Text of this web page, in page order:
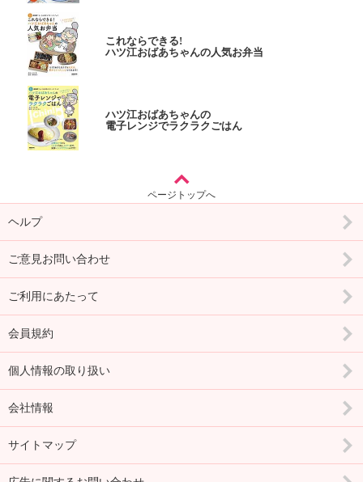
これならできる!
ハツ江おばあちゃんの人気お弁当
ハツ江おばあちゃんの
電子レンジでラクラクごはん
ページトップへ
ヘルプ
ご意見お問い合わせ
ご利用にあたって
会員規約
個人情報の取り扱い
会社情報
サイトマップ